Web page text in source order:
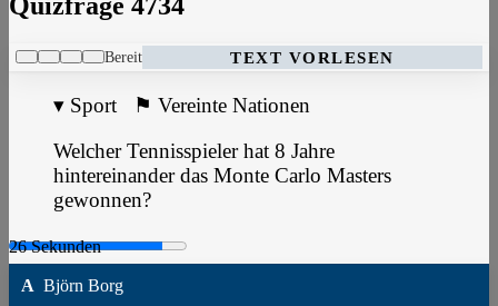
Bereit TEXT VORLESEN
▾ Sport ⚑ Vereinte Nationen
Welcher Tennisspieler hat 8 Jahre
hintereinander das Monte Carlo Masters
gewonnen?
A Björn Borg